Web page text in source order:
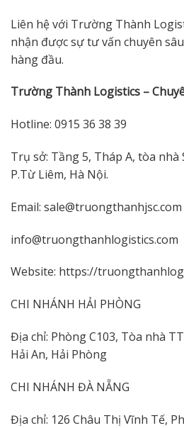
Liên hệ với Trường Thành
nhận được sự tư vấn chuyên
hàng đầu.
Trường Thành Logistics –
Hotline: 0915 36 38 39
Trụ sở: Tầng 5, Tháp A, tòa nhà
P.Từ Liêm, Hà Nội.
Email: sale@truongthanhjsc.com
info@truongthanhlogistics.com
Website: https://
CHI NHÁNH HẢI PHÒNG
Địa chỉ: Phòng C103, Tòa nhà
Hải An, Hải Phòng
CHI NHÁNH ĐÀ NẴNG
Địa chỉ: 126 Châu Thị Vĩnh Tế,